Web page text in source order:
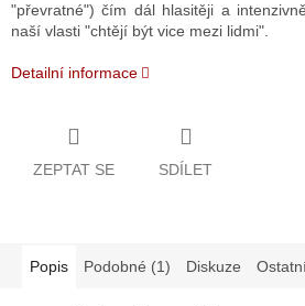
"převratné") čím dál hlasitěji a
naší vlasti "chtějí být vice mezi lidmi".
Detailní informace
ZEPTAT SE SDÍLET
Popis Podobné (1) Diskuze